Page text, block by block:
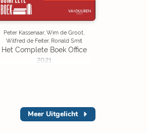
Peter Kassenaar, Wim de Groot,
Wilfred de Feiter, Ronald Smit
Het Complete Boek Office
2021
Meer Uitgelicht